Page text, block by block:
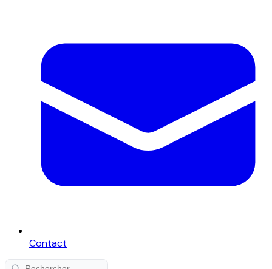
Contact